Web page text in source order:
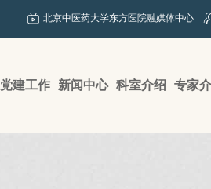
北京中医药大学东方医院融媒体中心
党建工作 新闻中心 科室介绍 专家